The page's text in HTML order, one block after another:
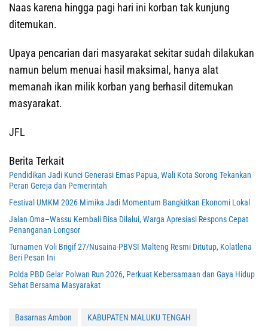
Naas karena hingga pagi hari ini korban tak kunjung
ditemukan.
Upaya pencarian dari masyarakat sekitar sudah dilakukan
namun belum menuai hasil maksimal, hanya alat
memanah ikan milik korban yang berhasil ditemukan
masyarakat.
JFL
Berita Terkait
Pendidikan Jadi Kunci Generasi Emas Papua, Wali Kota Sorong Tekankan
Peran Gereja dan Pemerintah
Festival UMKM 2026 Mimika Jadi Momentum Bangkitkan Ekonomi Lokal
Jalan Oma–Wassu Kembali Bisa Dilalui, Warga Apresiasi Respons Cepat
Penanganan Longsor
Turnamen Voli Brigif 27/Nusaina-PBVSI Malteng Resmi Ditutup, Kolatlena
Beri Pesan Ini
Polda PBD Gelar Polwan Run 2026, Perkuat Kebersamaan dan Gaya Hidup
Sehat Bersama Masyarakat
Basarnas Ambon KABUPATEN MALUKU TENGAH